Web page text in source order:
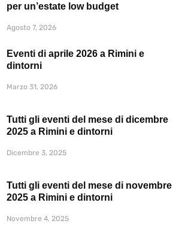
per un’estate low budget
Agosto 7, 2026
Eventi di aprile 2026 a Rimini e
dintorni
Marzo 31, 2026
Tutti gli eventi del mese di dicembre
2025 a Rimini e dintorni
Dicembre 3, 2025
Tutti gli eventi del mese di novembre
2025 a Rimini e dintorni
Novembre 4, 2025